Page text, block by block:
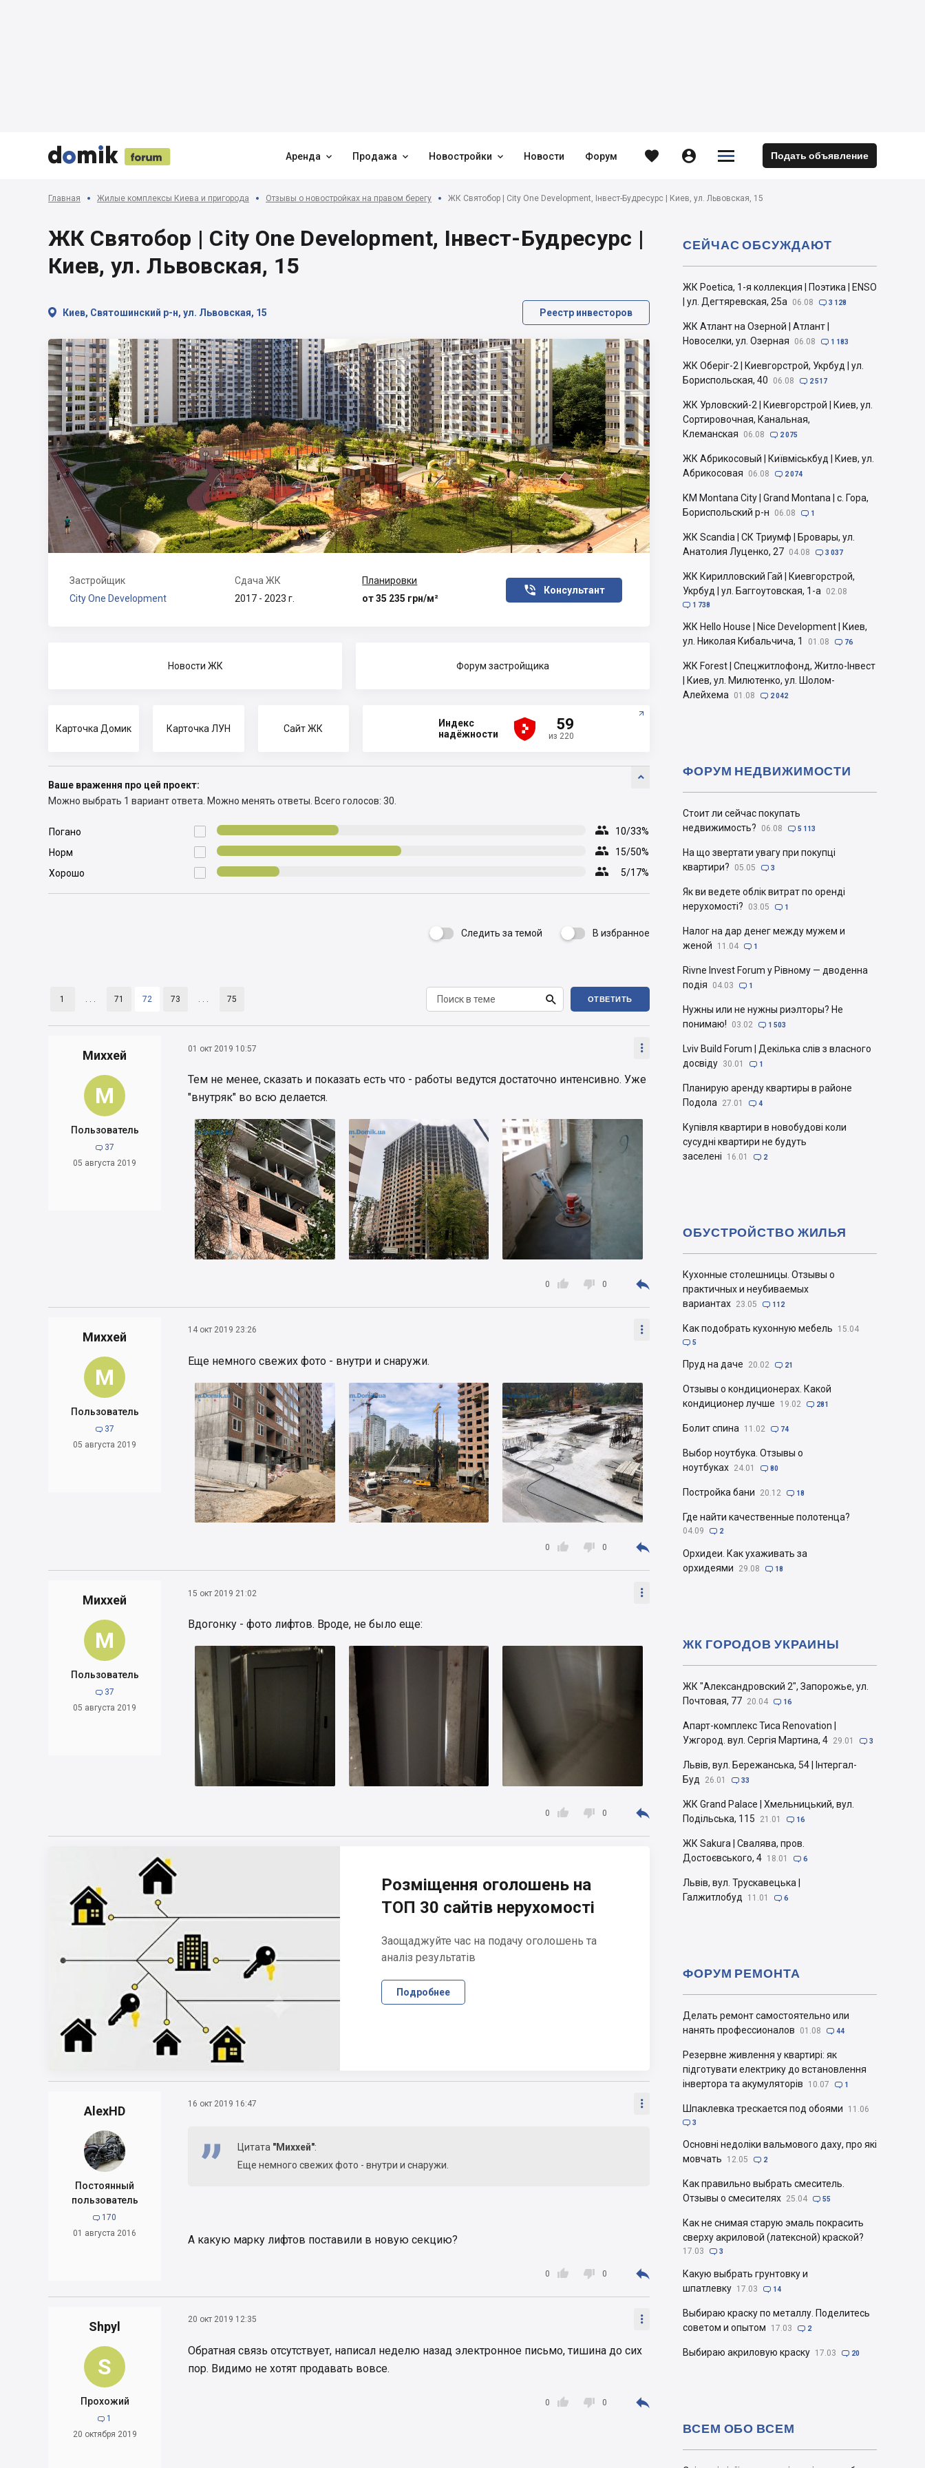


 
 Аренда  Продажа  Новостройки  Новости Форум   

 Подать объявление
Главная Жилые комплексы Киева и пригорода Отзывы о новостройках на правом берегу ЖК Святобор | City One Development, Інвест-Будресурс | Киев, ул. Львовская, 15
ЖК Святобор | City One Development, Інвест-Будресурс |
Киев, ул. Львовская, 15
 Киев, Святошинский р-н, ул. Львовская, 15 Реестр инвесторов
Застройщик
City One Development
Сдача ЖК
2017 - 2023 г.
Планировки
от 35 235 грн/м²
Консультант

Новости ЖК Форум застройщика
Карточка Домик Карточка ЛУН Сайт ЖК
Индекс
надёжности




 59
из 220

Ваше враження про цей проект:
Можно выбрать 1 вариант ответа. Можно менять ответы. Всего голосов: 30.

Погано  10/33%

Норм  15/50%

Хорошо  5/17%
Следить за темой  В избранное
1 . . . 71 72 73 . . . 75  ОТВЕТИТЬ
Миххей
М
Пользователь
 37
05 августа 2019
01 окт 2019 10:57 
Тем не менее, сказать и показать есть что - работы ведутся достаточно интенсивно. Уже
"внутряк" во всю делается.

0  0 
Миххей
М
Пользователь
 37
05 августа 2019
14 окт 2019 23:26 
Еще немного свежих фото - внутри и снаружи.

0  0 
Миххей
М
Пользователь
 37
05 августа 2019
15 окт 2019 21:02 
Вдогонку - фото лифтов. Вроде, не было еще:

0  0 
AlexHD
Постоянный
пользователь
 170
01 августа 2016
16 окт 2019 16:47 
Цитата "Миххей":
Еще немного свежих фото - внутри и снаружи.
А какую марку лифтов поставили в новую секцию?

0  0 
Shpyl
S
Прохожий
 1
20 октября 2019
20 окт 2019 12:35 
Обратная связь отсутствует, написал неделю назад электронное письмо, тишина до сих
пор. Видимо не хотят продавать вовсе.

0  0 
Розміщення оголошень на
ТОП 30 сайтів нерухомості
Заощаджуйте час на подачу оголошень та
аналіз результатів
Подробнее
ЖК Poetica, 1-я коллекция | Поэтика | ENSO
| ул. Дегтяревская, 25а
06.08  3 128
ЖК Атлант на Озерной | Атлант |
Новоселки, ул. Озерная
06.08  1 183
ЖК Оберіг-2 | Киевгорстрой, Укрбуд | ул.
Бориспольская, 40
06.08  2 517
ЖК Урловский-2 | Киевгорстрой | Киев, ул.
Сортировочная, Канальная,
Клеманская
06.08  2 075
ЖК Абрикосовый | Київміськбуд | Киев, ул.
Абрикосовая
06.08  2 074
КМ Montana City | Grand Montana | с. Гора,
Бориспольский р-н
06.08  1
ЖК Scandia | СК Триумф | Бровары, ул.
Анатолия Луценко, 27 04.08  3 037
ЖК Кирилловский Гай | Киевгорстрой,
Укрбуд | ул. Баггоутовская, 1-а
02.08
 1 738
ЖК Hello House | Nice Development | Киев,
ул. Николая Кибальчича, 1
01.08  76
ЖК Forest | Спецжитлофонд, Житло-Інвест
| Киев, ул. Милютенко, ул. Шолом-
Алейхема
01.08  2 042
СЕЙЧАС ОБСУЖДАЮТ
Стоит ли сейчас покупать
недвижимость?
06.08  5 113
На що звертати увагу при покупці
квартири?
05.05  3
Як ви ведете облік витрат по оренді
нерухомості?
03.05  1
Налог на дар денег между мужем и
женой
11.04  1
Rivne Invest Forum у Рівному — дводенна
подія
04.03  1
Нужны или не нужны риэлторы? Не
понимаю!
03.02  1 503
Lviv Build Forum | Декілька слів з власного
досвіду 30.01  1
Планирую аренду квартиры в районе
Подола
27.01  4
Купівля квартири в новобудові коли
сусудні квартири не будуть
заселені
16.01  2
ФОРУМ НЕДВИЖИМОСТИ
Кухонные столешницы. Отзывы о
практичных и неубиваемых
вариантах 23.05  112
Как подобрать кухонную мебель 15.04
 5
Пруд на даче 20.02  21
Отзывы о кондиционерах. Какой
кондиционер лучше
19.02  281
Болит спина 11.02  74
Выбор ноутбука. Отзывы о
ноутбуках 24.01  80
Постройка бани 20.12  18
Где найти качественные полотенца?
04.09  2
Орхидеи. Как ухаживать за
орхидеями
29.08  18
ОБУСТРОЙСТВО ЖИЛЬЯ
ЖК "Александровский 2", Запорожье, ул.
Почтовая, 77 20.04  16
Апарт-комплекс Тиса Renovation |
Ужгород. вул. Сергія Мартина, 4 29.01  3
Львів, вул. Бережанська, 54 | Інтергал-
Буд
26.01  33
ЖК Grand Palace | Хмельницький, вул.
Подільська, 115
21.01  16
ЖК Sakura | Свалява, пров.
Достоєвського, 4 18.01  6
Львів, вул. Трускавецька |
Галжитлобуд
11.01  6
ЖК ГОРОДОВ УКРАИНЫ
Делать ремонт самостоятельно или
нанять профессионалов
01.08  44
Резервне живлення у квартирі: як
підготувати електрику до встановлення
інвертора та акумуляторів
10.07  1
Шпаклевка трескается под обоями 11.06
 3
Основні недоліки вальмового даху, про які
мовчать
12.05  2
Как правильно выбрать смеситель.
Отзывы о смесителях 25.04  55
Как не снимая старую эмаль покрасить
сверху акриловой (латексной) краской?
17.03  3
Какую выбрать грунтовку и
шпатлевку 17.03  14
Выбираю краску по металлу. Поделитесь
советом и опытом
17.03  2
Выбираю акриловую краску 17.03  20
ФОРУМ РЕМОНТА
ВСЕМ ОБО ВСЕМ